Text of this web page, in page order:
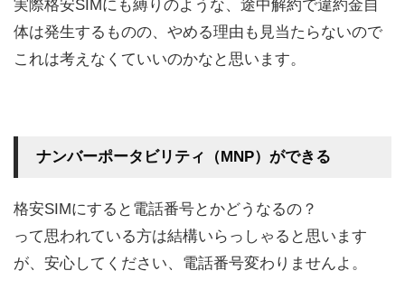
実際格安SIMにも縛りのような、途中解約で違約金自
体は発生するものの、やめる理由も見当たらないので
これは考えなくていいのかなと思います。
ナンバーポータビリティ（MNP）ができる
格安SIMにすると電話番号とかどうなるの？
って思われている方は結構いらっしゃると思います
が、安心してください、電話番号変わりませんよ。